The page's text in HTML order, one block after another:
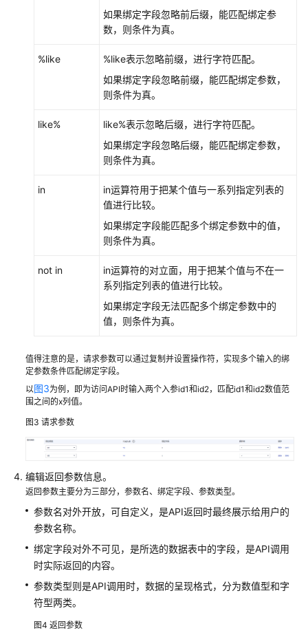
如果绑定字段忽略前后缀，能匹配绑定参
数，则条件为真。
%like
%like表示忽略前缀，进行字符匹配。
如果绑定字段忽略前缀，能匹配绑定参数，
则条件为真。
like%
like%表示忽略后缀，进行字符匹配。
如果绑定字段忽略后缀，能匹配绑定参数，
则条件为真。
in
in运算符用于把某个值与一系列指定列表的
值进行比较。
如果绑定字段能匹配多个绑定参数中的值，
则条件为真。
not in
in运算符的对立面，用于把某个值与不在一
系列指定列表的值进行比较。
如果绑定字段无法匹配多个绑定参数中的
值，则条件为真。
值得注意的是，请求参数可以通过复制并设置操作符，实现多个输入的绑
定参数条件匹配绑定字段。
以图3为例，即为访问API时输入两个入参id1和id2，匹配id1和id2数值范
围之间的x列值。
图3 请求参数
编辑返回参数信息。
返回参数主要分为三部分，参数名、绑定字段、参数类型。
参数名对外开放，可自定义，是API返回时最终展示给用户的
参数名称。
绑定字段对外不可见，是所选的数据表中的字段，是API调用
时实际返回的内容。
参数类型则是API调用时，数据的呈现格式，分为数值型和字
符型两类。
图4 返回参数